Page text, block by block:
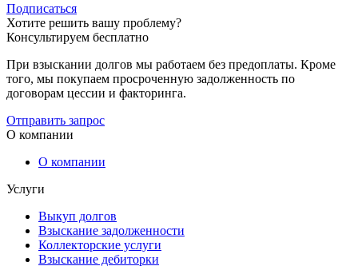
Подписаться
Хотите решить вашу проблему?
Консультируем бесплатно
При взыскании долгов мы работаем без предоплаты. Кроме
того, мы покупаем просроченную задолженность по
договорам цессии и факторинга.
Отправить запрос
О компании
О компании
Услуги
Выкуп долгов
Взыскание задолженности
Коллекторские услуги
Взыскание дебиторки